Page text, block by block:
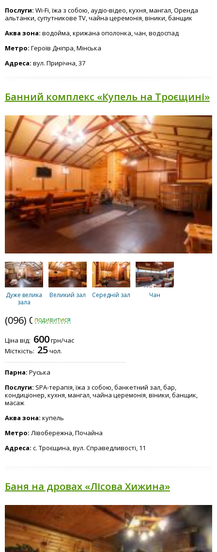
Послуги: Wi-Fi, їжа з собою, аудіо-відео, кухня, мангал, Оренда
альтанки, супутникове TV, чайна церемонія, віники, банщик
Аква зона: водойма, крижана ополонка, чан, водоспад
Метро: Героїв Дніпра, Мінська
Адреса: вул. Прирічна, 37
Банний комплекс «Купель на Троєщині»
Дуже велика
зала
Великий зал Середній зал Чан
(096) 094-5294
Ціна від: 600грн/час
Місткість: 25чол.
Парна: Руська
Послуги: SPA-терапія, їжа з собою, банкетний зал, бар,
кондиціонер, кухня, мангал, чайна церемонія, віники, банщик,
масаж
Аква зона: купель
Метро: Лівобережна, Почайна
Адреса: с. Троєщина, вул. Справедливості, 11
Баня на дровах «Лісова Хижина»